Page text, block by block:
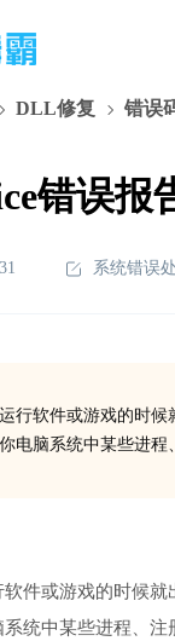
DLL修复 错误
错误报
系统错误
行软件或游戏的时候
电脑系统中某些进程
件或游戏的时候
统中某些进程、